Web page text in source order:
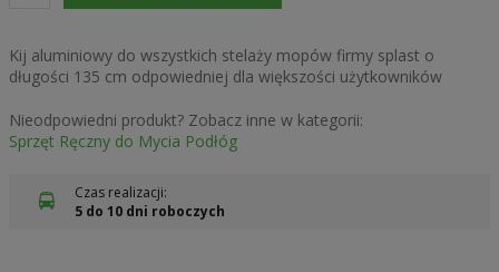
Kij aluminiowy do wszystkich stelaży mopów firmy splast o
długości 135 cm odpowiedniej dla większości użytkowników
Nieodpowiedni produkt? Zobacz inne w kategorii:
Sprzęt Ręczny do Mycia Podłóg
Czas realizacji:
5 do 10 dni roboczych